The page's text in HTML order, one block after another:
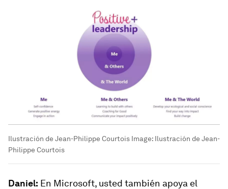
Ilustración de Jean-Philippe Courtois Image: Ilustración de Jean-
Philippe Courtois
Daniel: En Microsoft, usted también apoya el